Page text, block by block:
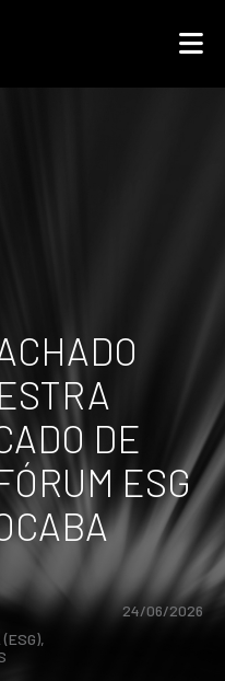
DE
ESG
(ESG),
24/06/2026